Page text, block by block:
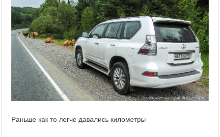
Раньше как то легче давались километры